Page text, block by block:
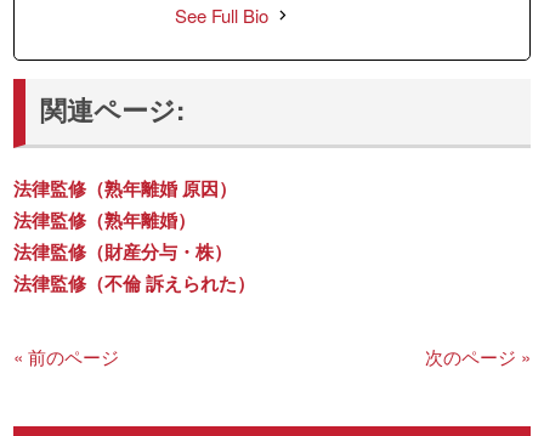
See Full Bio
関連ページ:
法律監修（熟年離婚 原因）
法律監修（熟年離婚）
法律監修（財産分与・株）
法律監修（不倫 訴えられた）
« 前のページ 次のページ »